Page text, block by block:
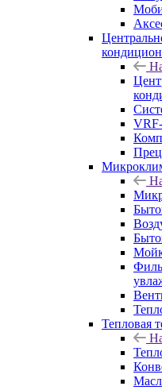
Тепловая